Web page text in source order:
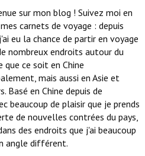
sur mon blog ! Suivez moi en
carnets de voyage : depuis
eu la chance de partir en voyage
nombreux endroits autour du
que ce soit en Chine
mais aussi en Asie et
Basé en Chine depuis de
beaucoup de plaisir que je prends
de nouvelles contrées du pays,
des endroits que j'ai beaucoup
angle différent.